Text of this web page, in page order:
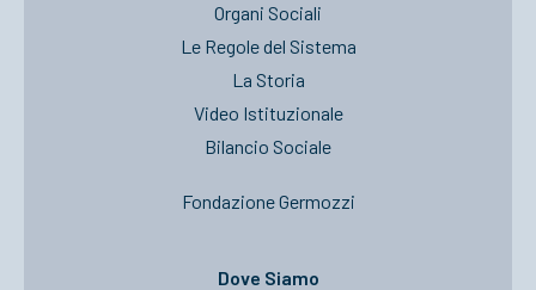
Organi Sociali
Le Regole del Sistema
La Storia
Video Istituzionale
Bilancio Sociale
Fondazione Germozzi
Dove Siamo